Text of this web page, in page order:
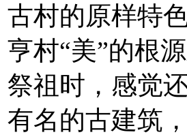
古村的原样特
亨村“美”的根
祭祖时，感觉
有名的古建筑